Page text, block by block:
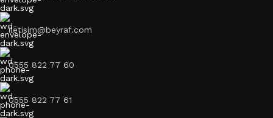
iletisim@beyraf.com
0555 822 77 60
0555 822 77 61